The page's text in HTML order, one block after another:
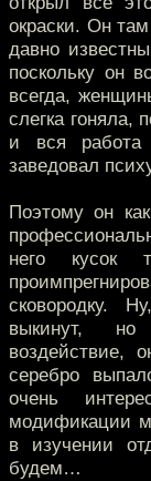
окраски. Он
давно
поскольку он
всегда,
слегка гоняла,
и вся
заведовал
Поэтому он
него кусок
сковородку.
выкинут, но
воздействие,
серебро
очень
модификации
в изучении
будем…